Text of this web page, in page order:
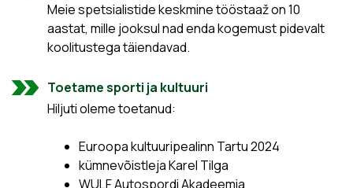
Meie spetsialistide keskmine tööstaaž on 10
aastat, mille jooksul nad enda kogemust pidevalt
koolitustega täiendavad.
Toetame sporti ja kultuuri
Hiljuti oleme toetanud:
Euroopa kultuuripealinn Tartu 2024
kümnevõistleja Karel Tilga
WULF Autospordi Akadeemia